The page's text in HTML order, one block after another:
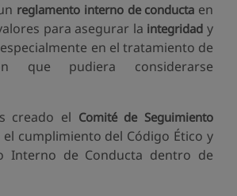
reglamento interno de conducta en
para asegurar la integridad y
en el tratamiento de
que pudiera considerarse
creado el Comité de Seguimiento
cumplimiento del Código Ético y
Interno de Conducta dentro de